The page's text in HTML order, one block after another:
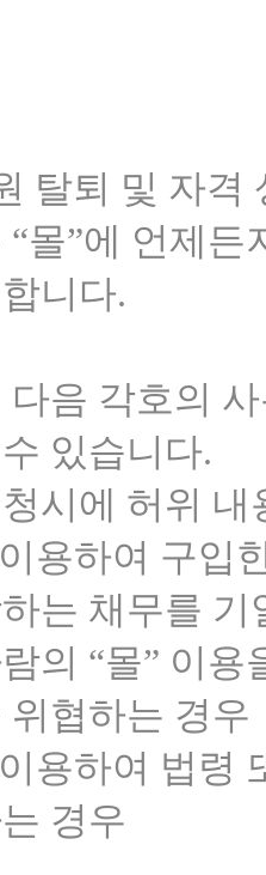
탈퇴 및 자격
몰”에 언제든
니다.
음 각호의 사
있습니다.
시에 허위
용하여 구입
는 채무를
의 “몰” 이
위협하는 경우
용하여 법령
경우